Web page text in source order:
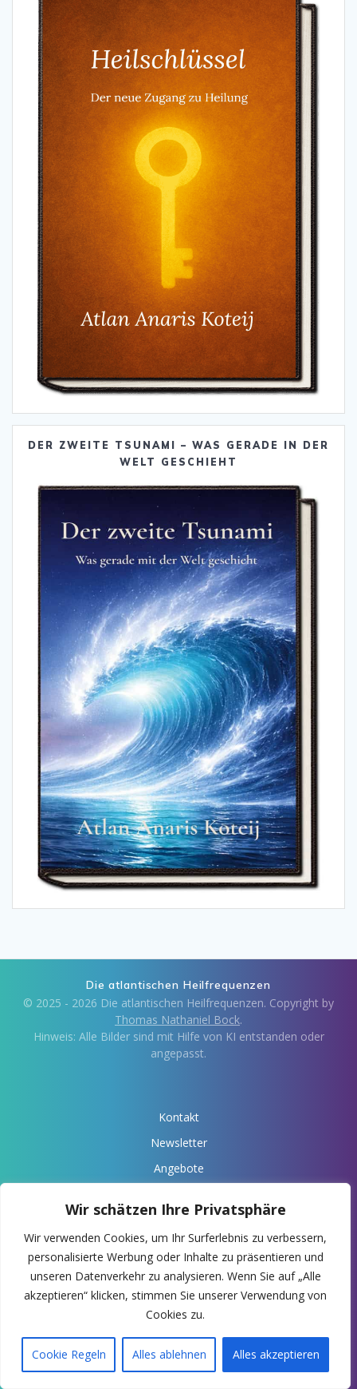
Wir schätzen Ihre Privatsphäre
Wir verwenden Cookies, um Ihr Surferlebnis zu verbessern,
personalisierte Werbung oder Inhalte zu präsentieren und
unseren Datenverkehr zu analysieren. Wenn Sie auf „Alle
akzeptieren“ klicken, stimmen Sie unserer Verwendung von
Cookies zu.
Cookie Regeln Alles ablehnen Alles akzeptieren
DER ZWEITE TSUNAMI – WAS GERADE IN DER
WELT GESCHIEHT
Die atlantischen Heilfrequenzen
© 2025 - 2026 Die atlantischen Heilfrequenzen. Copyright by
Thomas Nathaniel Bock.
Hinweis: Alle Bilder sind mit Hilfe von KI entstanden oder
angepasst.
Kontakt
Newsletter
Angebote
Impressum
Datenschutz
Deine Spende
-> Anaris Webseite